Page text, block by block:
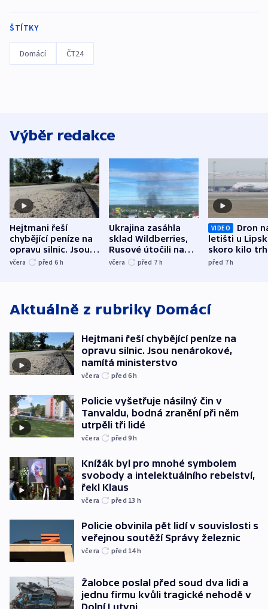
ŠTÍTKY
Domácí ČT24
Výběr redakce
Hejtmani řeší
chybějící peníze na
opravu silnic. Jsou
nenárokové, namítá
včera před 6 h
Ukrajina zasáhla
sklad Wildberries,
Rusové útočili na
trh, hasiče či
včera před 7 h
VIDEO
Dron
letišti u
skoro kilo
indicie
před 7h
Aktuálně z rubriky Domácí
Hejtmani řeší chybějící peníze na
opravu silnic. Jsou nenárokové,
namítá ministerstvo
včera před 6h
Policie vyšetřuje násilný čin v
Tanvaldu, bodná zranění při něm
utrpěli tři lidé
včera před 9h
Knížák byl pro mnohé symbolem
svobody a intelektuálního rebelství,
řekl Klaus
včera před 13 h
Policie obvinila pět lidí v souvislosti s
veřejnou soutěží Správy železnic
včera před 14h
Žalobce poslal před soud dva lidi a
jednu firmu kvůli tragické nehodě v
Dolní Lutyni